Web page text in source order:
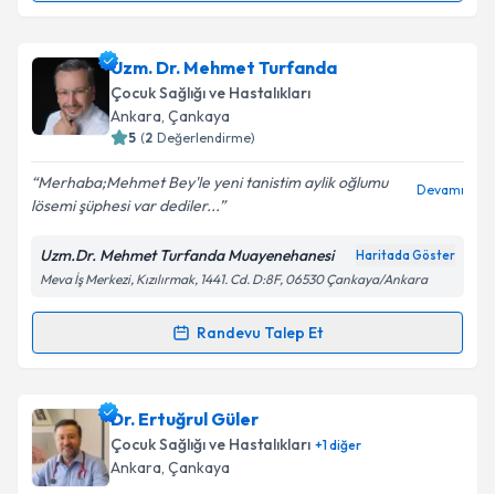
Takvim Talebini Gönder
Doç. Dr. Hamit Özyürek için randevu takvimi talebi
oluşturun. Size bu uzmandan randevu almanız için bir
takvim hazırlandığında e-posta ile bilgilendireceğiz.
Kişisel verilerimin işlenmesine ilişkin
Aydınlatma
Metni'ni okudum ve kişisel verilerimin belirtilen
kapsamda işlenmesini kabul ediyorum.
Uzm. Dr. Mehmet Turfanda
Çocuk Sağlığı ve Hastalıkları
Ankara, Çankaya
5 (2 Değerlendirme)
Merhaba;Mehmet Bey'le yeni tanistim aylik oğlumu
lösemi şüphesi var dediler...
Devamı
Uzm.Dr. Mehmet Turfanda Muayenehanesi Haritada Göster
Meva İş Merkezi, Kızılırmak, 1441. Cd. D:8F, 06530 Çankaya/Ankara
Randevu Talep Et
Randevu Takvimi Talebi
Uzm. Dr. Mehmet Turfanda
talebi oluşturun. Size bu uzmandan randevu almanız
için bir takvim hazırlandığında e-posta ile
bilgilendireceğiz.
Dr. Ertuğrul Güler
Çocuk Sağlığı ve Hastalıkları +1diğer
Ankara, Çankaya